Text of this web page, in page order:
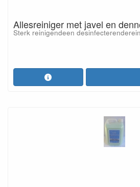
Allesreiniger met javel en
Sterk reinigendeen